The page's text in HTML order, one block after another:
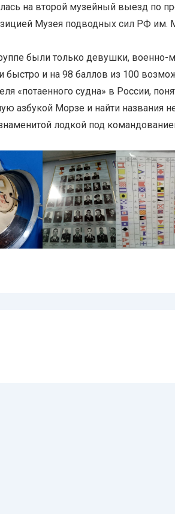
на второй музейный выезд по
Музея подводных сил РФ им.
были только девушки, военно-
быстро и на 98 баллов из 100
«потаенного судна» в России,
азбукой Морзе и найти названия
лодкой под